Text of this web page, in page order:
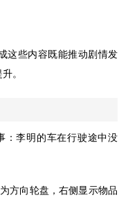
这些内容既能推动剧情发
。
：李明的车在行驶途中没
方向轮盘，右侧显示物品